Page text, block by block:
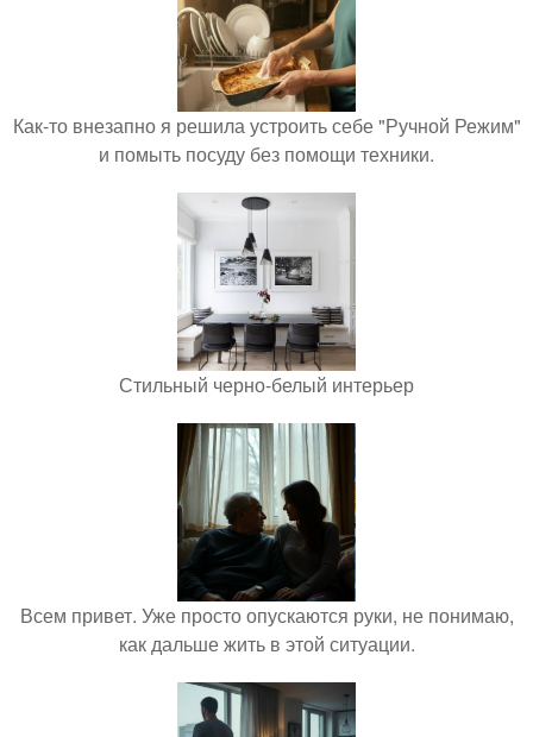
Как-то внезапно я решила устроить себе "Ручной Режим"
и помыть посуду без помощи техники.
Стильный черно-белый интерьер
Всем привет. Уже просто опускаются руки, не понимаю,
как дальше жить в этой ситуации.